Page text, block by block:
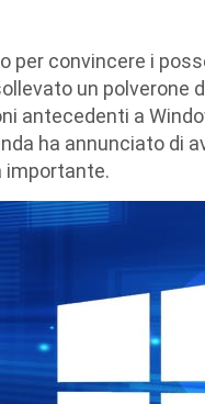
per convincere i
un polverone
antecedenti a
ha annunciato
importante.